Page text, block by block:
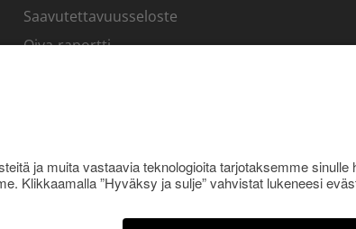
Saavutettavuusseloste
Oiva-raportti